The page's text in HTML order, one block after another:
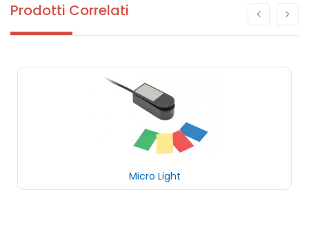
Prodotti Correlati
Micro Light